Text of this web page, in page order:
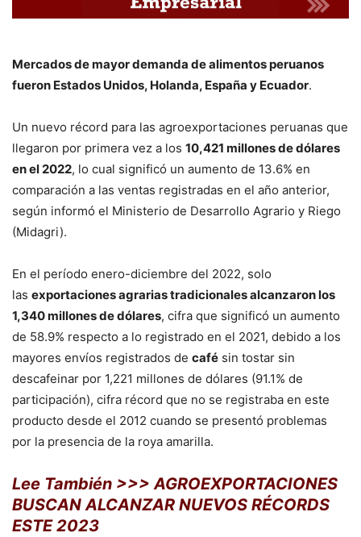
Mercados de mayor demanda de alimentos peruanos
fueron Estados Unidos, Holanda, España y Ecuador.
Un nuevo récord para las agroexportaciones peruanas que
llegaron por primera vez a los 10,421 millones de dólares
en el 2022, lo cual significó un aumento de 13.6% en
comparación a las ventas registradas en el año anterior,
según informó el Ministerio de Desarrollo Agrario y Riego
(Midagri).
En el período enero-diciembre del 2022, solo
las exportaciones agrarias tradicionales alcanzaron los
1,340 millones de dólares, cifra que significó un aumento
de 58.9% respecto a lo registrado en el 2021, debido a los
mayores envíos registrados de café sin tostar sin
descafeinar por 1,221 millones de dólares (91.1% de
participación), cifra récord que no se registraba en este
producto desde el 2012 cuando se presentó problemas
por la presencia de la roya amarilla.
Lee También >>> AGROEXPORTACIONES
BUSCAN ALCANZAR NUEVOS RÉCORDS
ESTE 2023